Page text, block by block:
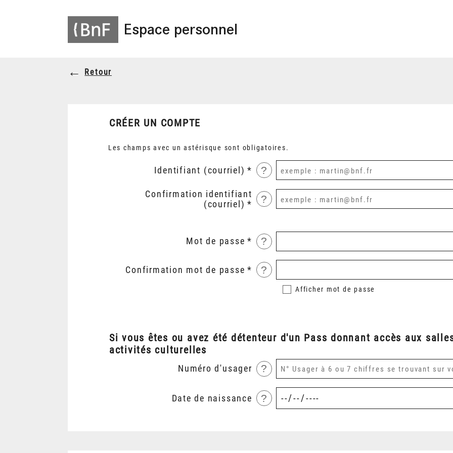
Espace personnel
Retour
CRÉER UN COMPTE
Les champs avec un astérisque sont obligatoires.
Identifiant (courriel) ?
Confirmation identifiant
(courriel)
?
Mot de passe ?
Confirmation mot de passe ?
Afficher mot de passe
Si vous êtes ou avez été détenteur d'un Pass donnant accès aux
activités culturelles
Numéro d'usager ?
Date de naissance ?